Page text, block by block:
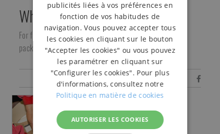
Who is it for?
For fruit and vegetable producers and companies that
package and market fruits and vegetables.
Share
publicités liées à vos préférences en
fonction de vos habitudes de
navigation. Vous pouvez accepter tous
les cookies en cliquant sur le bouton
"Accepter les cookies" ou vous pouvez
les paramétrer en cliquant sur
"Configurer les cookies". Pour plus
d'informations, consultez notre
Politique en matière de cookies
AUTORISER LES COOKIES